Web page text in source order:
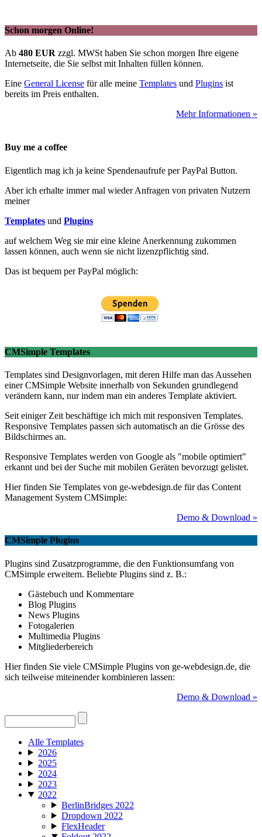
Schon morgen Online!
Ab 480 EUR zzgl. MWSt haben Sie schon morgen Ihre eigene
Internetseite, die Sie selbst mit Inhalten füllen können.
Eine General License für alle meine Templates und Plugins ist
bereits im Preis enthalten.
Mehr Informationen »
Buy me a coffee
Eigentlich mag ich ja keine Spendenaufrufe per PayPal Button.
Aber ich erhalte immer mal wieder Anfragen von privaten Nutzern
meiner
Templates und Plugins
auf welchem Weg sie mir eine kleine Anerkennung zukommen
lassen können, auch wenn sie nicht lizenzpflichtig sind.
Das ist bequem per PayPal möglich:
CMSimple Templates
Templates sind Designvorlagen, mit deren Hilfe man das Aussehen
einer CMSimple Website innerhalb von Sekunden grundlegend
verändern kann, nur indem man ein anderes Template aktiviert.
Seit einiger Zeit beschäftige ich mich mit responsiven Templates.
Responsive Templates passen sich automatisch an die Grösse des
Bildschirmes an.
Responsive Templates werden von Google als "mobile optimiert"
erkannt und bei der Suche mit mobilen Geräten bevorzugt gelistet.
Hier finden Sie Templates von ge-webdesign.de für das Content
Management System CMSimple:
Demo & Download »
CMSimple Plugins
Plugins sind Zusatzprogramme, die den Funktionsumfang von
CMSimple erweitern. Beliebte Plugins sind z. B.:
Gästebuch und Kommentare
Blog Plugins
News Plugins
Fotogalerien
Multimedia Plugins
Mitgliederbereich
Hier finden Sie viele CMSimple Plugins von ge-webdesign.de, die
sich teilweise miteinender kombinieren lassen:
Demo & Download »
Alle Templates
2026
2025
2024
2023
2022
BerlinBridges 2022
Dropdown 2022
FlexHeader